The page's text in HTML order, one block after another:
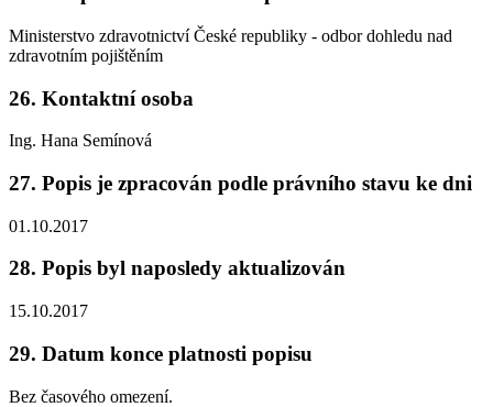
Ministerstvo zdravotnictví České republiky - odbor dohledu nad
zdravotním pojištěním
26. Kontaktní osoba
Ing. Hana Semínová
27. Popis je zpracován podle právního stavu ke dni
01.10.2017
28. Popis byl naposledy aktualizován
15.10.2017
29. Datum konce platnosti popisu
Bez časového omezení.